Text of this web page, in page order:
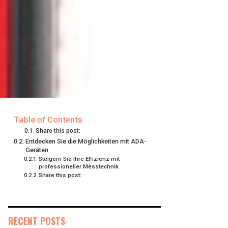
Table of Contents
Share this post:
Entdecken Sie die Möglichkeiten mit ADA-
Geräten
Steigern Sie Ihre Effizienz mit
professioneller Messtechnik
Share this post:
RECENT POSTS